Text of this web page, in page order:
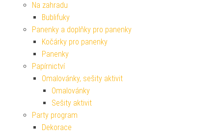
Na zahradu
Bublifuky
Panenky a doplňky pro panenky
Kočárky pro panenky
Panenky
Papírnictví
Omalovánky, sešity aktivit
Omalovánky
Sešity aktivit
Party program
Dekorace